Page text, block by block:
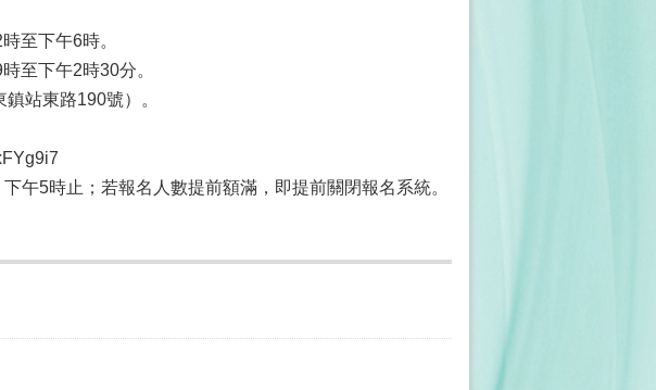
至下午6時。
至下午2時30分。
站東路190號）。
午5時止；若報名人數提前額滿，即提前關閉報名系統。